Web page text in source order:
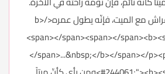
فمن رأى كأنّه نام في فراش مع الميت، فإنّه يطول عمره</b>
<span></span><span></
</span>...&nbsp;</b></span></